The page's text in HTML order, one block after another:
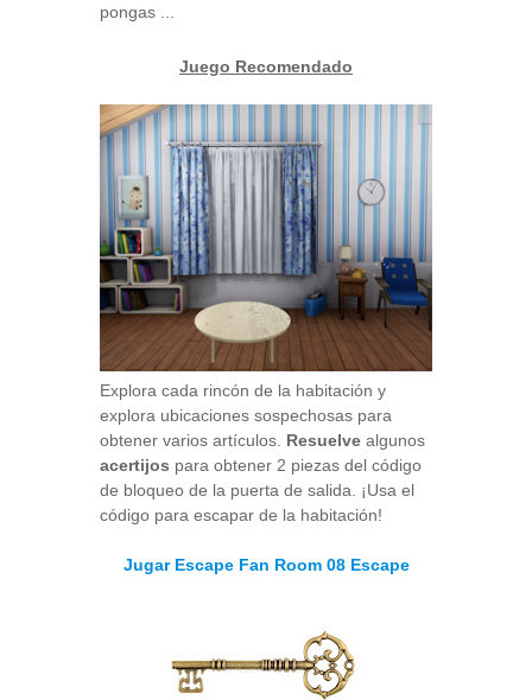
pongas ...
Juego Recomendado
Explora cada rincón de la habitación y
explora ubicaciones sospechosas para
obtener varios artículos. Resuelve algunos
acertijos para obtener 2 piezas del código
de bloqueo de la puerta de salida. ¡Usa el
código para escapar de la habitación!
Jugar Escape Fan Room 08 Escape